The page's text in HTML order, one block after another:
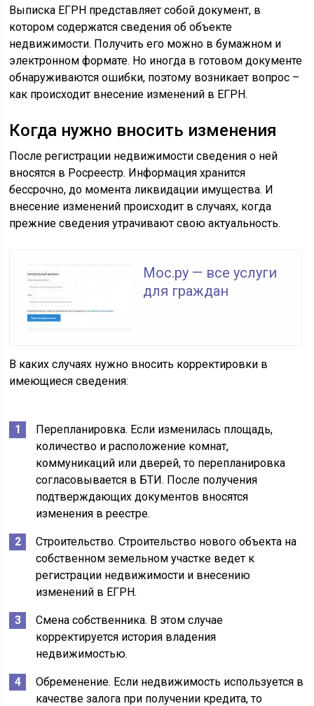
Выписка ЕГРН представляет собой документ, в
котором содержатся сведения об объекте
недвижимости. Получить его можно в бумажном и
электронном формате. Но иногда в готовом документе
обнаруживаются ошибки, поэтому возникает вопрос –
как происходит внесение изменений в ЕГРН.
Когда нужно вносить изменения
После регистрации недвижимости сведения о ней
вносятся в Росреестр. Информация хранится
бессрочно, до момента ликвидации имущества. И
внесение изменений происходит в случаях, когда
прежние сведения утрачивают свою актуальность.
Мос.ру — все услуги
для граждан
В каких случаях нужно вносить корректировки в
имеющиеся сведения:
Перепланировка. Если изменилась площадь,
количество и расположение комнат,
коммуникаций или дверей, то перепланировка
согласовывается в БТИ. После получения
подтверждающих документов вносятся
изменения в реестре.
Строительство. Строительство нового объекта на
собственном земельном участке ведет к
регистрации недвижимости и внесению
изменений в ЕГРН.
Смена собственника. В этом случае
корректируется история владения
недвижимостью.
Обременение. Если недвижимость используется в
качестве залога при получении кредита, то